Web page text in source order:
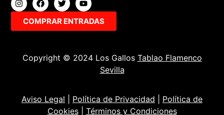
COMPRAR ENTRADAS
Copyright © 2024 Los Gallos Tablao Flamenco
Sevilla
Aviso Legal Política de Privacidad
Política de
Cookies| Términos y Condiciones